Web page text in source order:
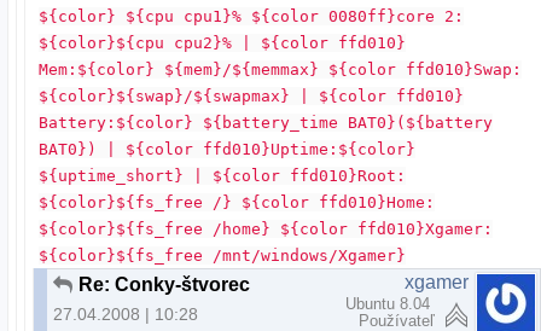
${color} ${cpu cpu1}% ${color 0080ff}core 2:
${color}${cpu cpu2}% | ${color ffd010}
Mem:${color} ${mem}/${memmax} ${color ffd010}Swap:
${color}${swap}/${swapmax} | ${color ffd010}
Battery:${color} ${battery_time BAT0}(${battery
BAT0}) | ${color ffd010}Uptime:${color}
${uptime_short} | ${color ffd010}Root:
${color}${fs_free /} ${color ffd010}Home:
${color}${fs_free /home} ${color ffd010}Xgamer:
${color}${fs_free /mnt/windows/Xgamer}
Re: Conky-štvorec
27.04.2008 | 10:28
xgamer
Ubuntu 8.04
Používateľ